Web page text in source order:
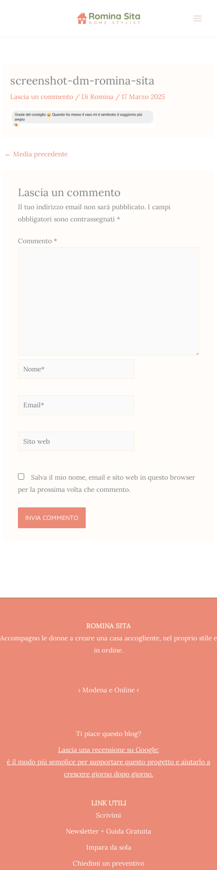
screenshot-dm-romina-sita
Lascia un commento / Di Romina /17 Marzo 2025
← Media precedente
Lascia un commento
Il tuo indirizzo email non sarà pubblicato. I campi
obbligatori sono contrassegnati *
Commento *
Nome*
Email*
web
Salva il mio nome, email e sito web in questo browser
per la prossima volta che commento.
ROMINA SITA
Accompagno le donne a creare una casa accogliente, nel proprio stile e
in ordine.
› Modena e Online ‹
Ti piace questo blog?
Lascia una recensione su Google:
è il modo più semplice per supportare questo progetto e aiutarlo a
crescere giorno dopo giorno.
LINK UTILI
Scrivimi
Newsletter + Guida Gratuita
Impara da sola
Chiedimi un preventivo